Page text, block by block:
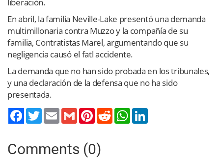
En abril, la familia Neville-Lake presentó una demanda
multimillonaria contra Muzzo y la compañía de su
familia, Contratistas Marel, argumentando que su
negligencia causó el fatl accidente.
La demanda que no han sido probada en los tribunales,
y una declaración de la defensa que no ha sido
presentada.
TwitterEmail Gmail PinterestReddit WhatsApp
Comments (0)